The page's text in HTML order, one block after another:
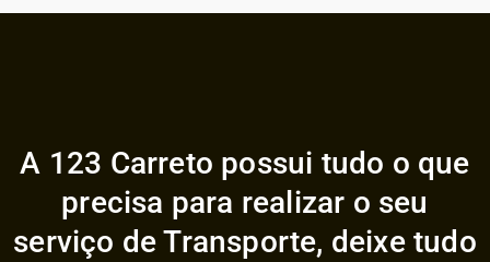
A 123 Carreto possui tudo o que
precisa para realizar o seu
serviço de Transporte, deixe tudo